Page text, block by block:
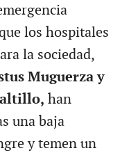
los hospitales
la sociedad,
Muguerza y
han
una baja
y temen un